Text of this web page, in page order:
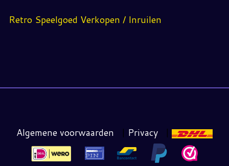
Retro Speelgoed Verkopen / Inruilen
Algemene voorwaarden | Privacy |